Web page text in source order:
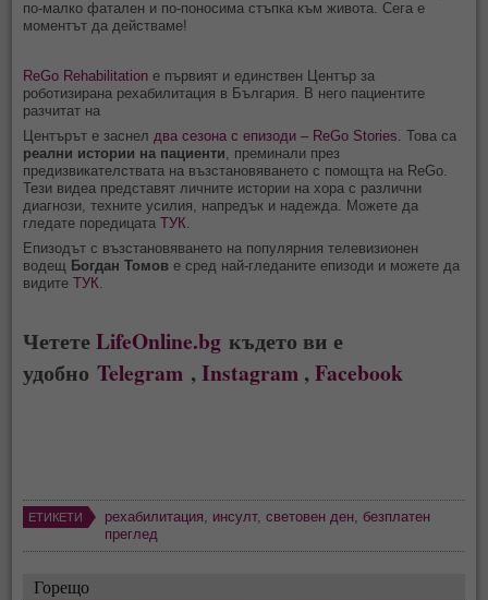
по‑малко фатален и по‑поносима стъпка към живота. Сега е
моментът да действаме!
ReGo Rehabilitation е първият и единствен Център за
роботизирана рехабилитация в България. В него пациентите
разчитат на
Центърът е заснел два сезона с епизоди – ReGo Stories. Това са
реални истории на пациенти , преминали през
предизвикателствата на възстановяването с помощта на ReGo.
Тези видеа представят личните истории на хора с различни
диагнози, техните усилия, напредък и надежда. Можете да
гледате поредицатаТУК
Епизодът с възстановяването на популярния телевизионен
водещ Богдан Томов е сред най-гледаните епизоди и можете да
видитеТУК
ЧететеLifeOnline.bg където ви е
удобноTelegram ,Instagram ,Facebook
ЕТИКЕТИ рехабилитация инсулт,световен ден безплатен
преглед
Горещо